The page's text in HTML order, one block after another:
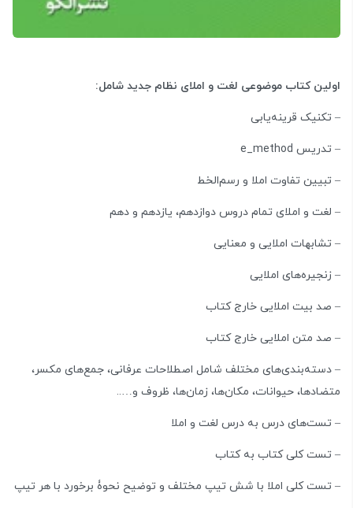
اولین کتاب موضوعی لغت و املای نظام جدید شامل:
– تکنیک قرینه‌یابی
– تدریس e_method
– تبیین تفاوت املا و رسم‌الخط
– لغت و املای تمام دروس دوازدهم، یازدهم و دهم
– تشابهات املایی و معنایی
– زنجیره‌های املایی
– صد بیت املایی خارج کتاب
– صد متن املایی خارج کتاب
– دسته‌بندی‌های مختلف شامل اصطلاحات عرفانی، جمع‌های مکسر،
متضادها، حیوانات، مکان‌ها، زمان‌ها، ظروف و…..
– تست‌های درس به درس لغت و املا
– تست کلی کتاب به کتاب
– تست کلی املا با شش تیپ مختلف و توضیح نحوۀ برخورد با هر تیپ